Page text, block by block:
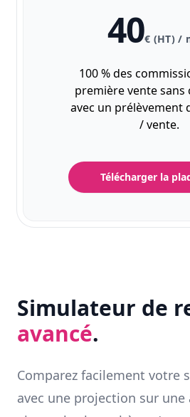
40€ (HT) /
100 % des
première vente sans
avec un prélèvement
/ vente.
Télécharger la
Simulateur de
avancé.
Comparez facilement votre
avec une projection sur